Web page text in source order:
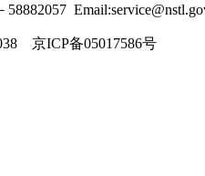
京ICP备05017586号